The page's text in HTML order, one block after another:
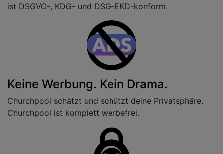
ist DSGVO-, KDG- und DSG-EKD-konform.
Keine Werbung. Kein Drama.
Churchpool schätzt und schützt deine Privatsphäre.
Churchpool ist komplett werbefrei.